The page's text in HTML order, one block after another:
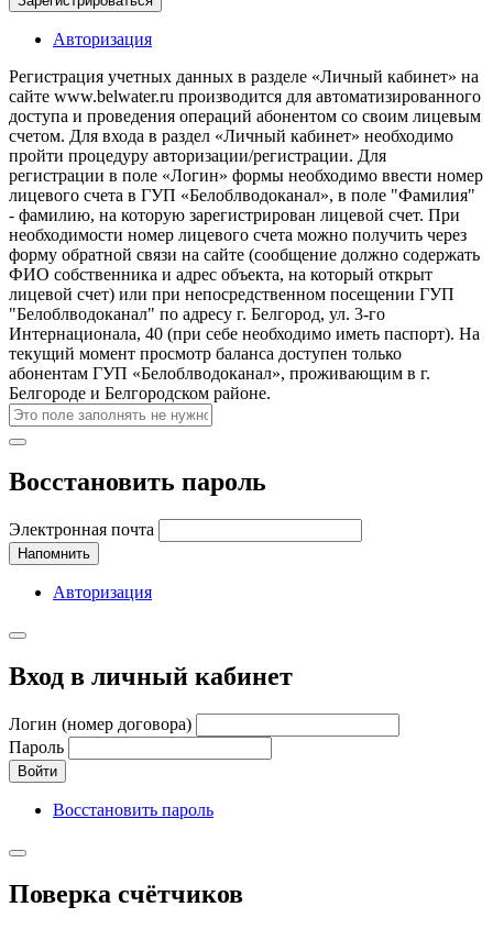
Авторизация
Регистрация учетных данных в разделе «Личный кабинет» на
сайте www.belwater.ru производится для автоматизированного
доступа и проведения операций абонентом со своим лицевым
счетом. Для входа в раздел «Личный кабинет» необходимо
пройти процедуру авторизации/регистрации. Для
регистрации в поле «Логин» формы необходимо ввести номер
лицевого счета в ГУП «Белоблводоканал», в поле "Фамилия"
- фамилию, на которую зарегистрирован лицевой счет. При
необходимости номер лицевого счета можно получить через
форму обратной связи на сайте (сообщение должно содержать
ФИО собственника и адрес объекта, на который открыт
лицевой счет) или при непосредственном посещении ГУП
"Белоблводоканал" по адресу г. Белгород, ул. 3-го
Интернационала, 40 (при себе необходимо иметь паспорт). На
текущий момент просмотр баланса доступен только
абонентам ГУП «Белоблводоканал», проживающим в г.
Белгороде и Белгородском районе.
Восстановить пароль
Электронная почта
Напомнить
Авторизация
Вход в личный кабинет
Логин (номер договора)
Пароль
Войти
Восстановить пароль
Поверка счётчиков